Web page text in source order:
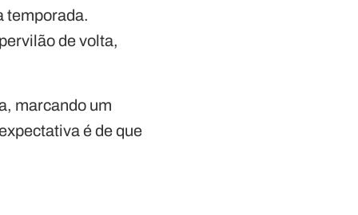
temporada.
de volta,
marcando um
é de que